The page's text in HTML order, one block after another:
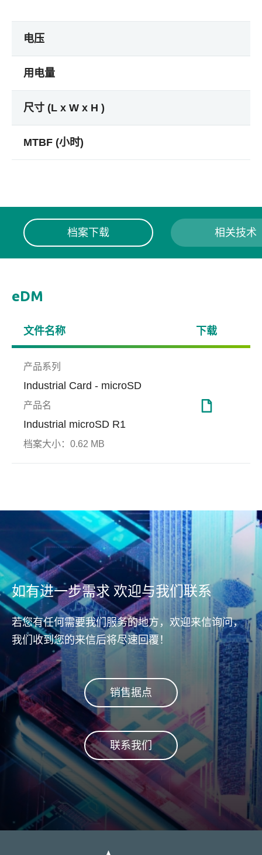
电压
用电量
尺寸 (L x W x H )
MTBF (小时)
档案下载 相关技术
eDM
文件名称 下载
产品系列
Industrial Card - microSD
产品名
Industrial microSD R1
档案大小： 0.62 MB
Page Mapping
速度和延长SSD寿命，降低区
块擦除频率，并实现优化性能
和寿命
键硬
国防
如有进一步需求 欢迎与我们联系
若您有任何需要我们服务的地方，欢迎来信询问，
我们收到您的来信后将尽速回覆！
销售据点
联系我们